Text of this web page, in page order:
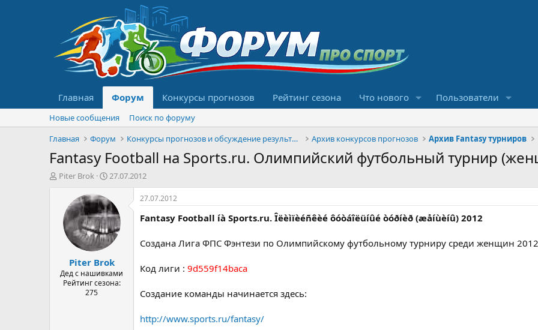
Главная Форум Конкурсы прогнозов Рейтинг сезона Что нового Пользователи
Новые сообщения
Поиск по форуму
Главная
Форум Конкурсы прогнозов и обсуждение результатов Архив конкурсов прогнозов Архив Fantasy турниров
Fantasy Football на Sports.ru. Олимпийский футбольный турнир
А
Piter Brok
Д
а
н
а
ч
л
а
27.07.2012
Piter Brok
Дед с нашивками
Рейтинг сезона:
275
27.07.2012
Fantasy Football íà Sports.ru. Îëèìïèéñêèé ôóòáîëüíûé òóðíèð (æåíùèíû) 2012
Создана Лига ФПС Фэнтези по Олимпийскому футбольному турниру среди женщин
Код лиги : 9d559f14baca
Создание команды начинается здесь:
http://www.sports.ru/fantasy/